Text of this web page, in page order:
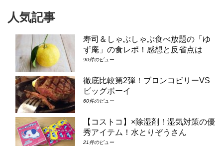
人気記事
寿司＆しゃぶしゃぶ食べ放題の「ゆ
ず庵」の食レポ！感想と反省点は
90件のビュー
徹底比較第2弾！ブロンコビリーVS
ビッグボーイ
60件のビュー
【コストコ】×除湿剤！湿気対策の優
秀アイテム！水とりぞうさん
21件のビュー